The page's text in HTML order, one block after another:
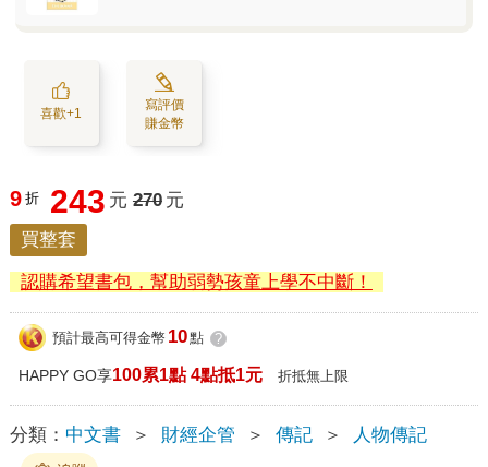
喜歡+1
寫評價
賺金幣
9 折 243 元 270 元
買整套
認購希望書包，幫助弱勢孩童上學不中斷！
預計最高可得金幣 10點 ?
HAPPY GO享100累1點 4點抵1元 折抵無上限
分類： 中文書 ＞ 財經企管 ＞ 傳記 ＞ 人物傳記